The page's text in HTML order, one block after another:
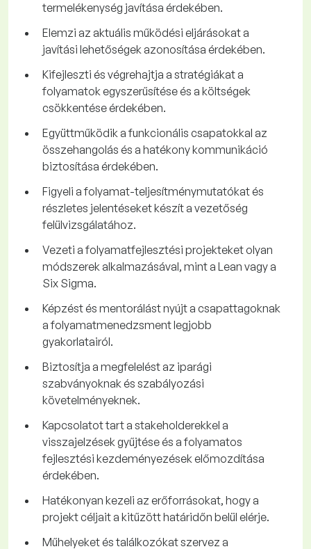
termelékenység javítása érdekében.
Elemzi az aktuális működési eljárásokat a
javítási lehetőségek azonosítása érdekében.
Kifejleszti és végrehajtja a stratégiákat a
folyamatok egyszerűsítése és a költségek
csökkentése érdekében.
Együttműködik a funkcionális csapatokkal az
összehangolás és a hatékony kommunikáció
biztosítása érdekében.
Figyeli a folyamat-teljesítménymutatókat és
részletes jelentéseket készít a vezetőség
felülvizsgálatához.
Vezeti a folyamatfejlesztési projekteket olyan
módszerek alkalmazásával, mint a Lean vagy a
Six Sigma.
Képzést és mentorálást nyújt a csapattagoknak
a folyamatmenedzsment legjobb
gyakorlatairól.
Biztosítja a megfelelést az iparági
szabványoknak és szabályozási
követelményeknek.
Kapcsolatot tart a stakeholderekkel a
visszajelzések gyűjtése és a folyamatos
fejlesztési kezdeményezések előmozdítása
érdekében.
Hatékonyan kezeli az erőforrásokat, hogy a
projekt céljait a kitűzött határidőn belül elérje.
Műhelyeket és találkozókat szervez a